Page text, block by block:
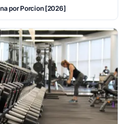
por Porcion [2026]